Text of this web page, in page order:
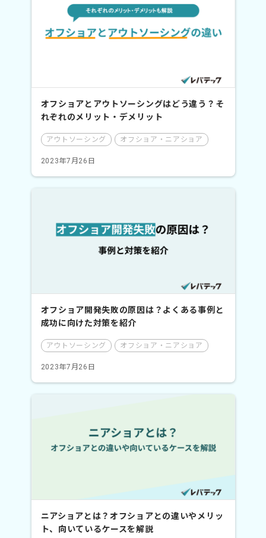
オフショアとアウトソーシングはどう違う？そ
れぞれのメリット・デメリット
アウトソーシング オフショア・ニアショア
2023年7月26日
オフショア開発失敗の原因は？よくある事例と
成功に向けた対策を紹介
アウトソーシング オフショア・ニアショア
2023年7月26日
ニアショアとは？オフショアとの違いやメリッ
ト、向いているケースを解説